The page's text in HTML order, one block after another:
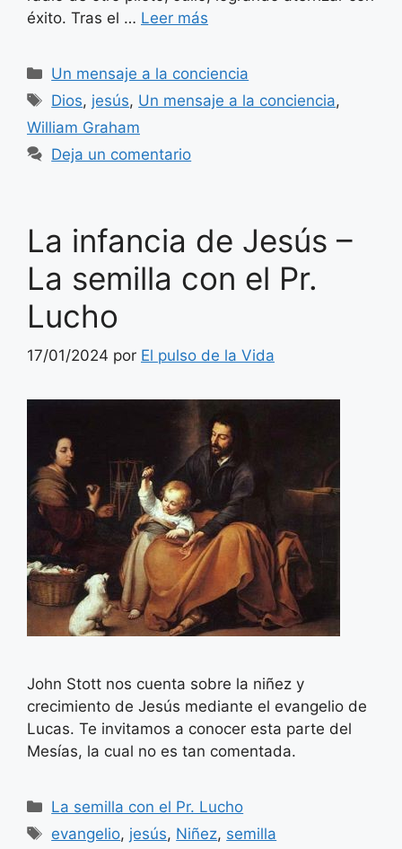
éxito. Tras el … Leer más
Categorías
Un mensaje a la conciencia
Etiquetas
Dios, jesús, Un mensaje a la conciencia,
William Graham
Deja un comentario
La infancia de Jesús –
La semilla con el Pr.
Lucho
17/01/2024 por El pulso de la Vida
John Stott nos cuenta sobre la niñez y
crecimiento de Jesús mediante el evangelio de
Lucas. Te invitamos a conocer esta parte del
Mesías, la cual no es tan comentada.
Categorías
La semilla con el Pr. Lucho
Etiquetas
evangelio, jesús, Niñez, semilla